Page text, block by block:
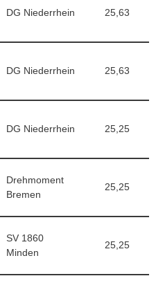
DG Niederrhein 25,63
DG Niederrhein 25,63
DG Niederrhein 25,25
Drehmoment
Bremen
25,25
SV 1860
Minden
25,25